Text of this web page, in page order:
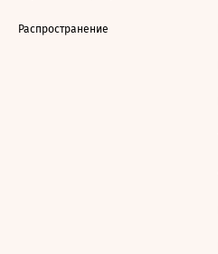
Распространение